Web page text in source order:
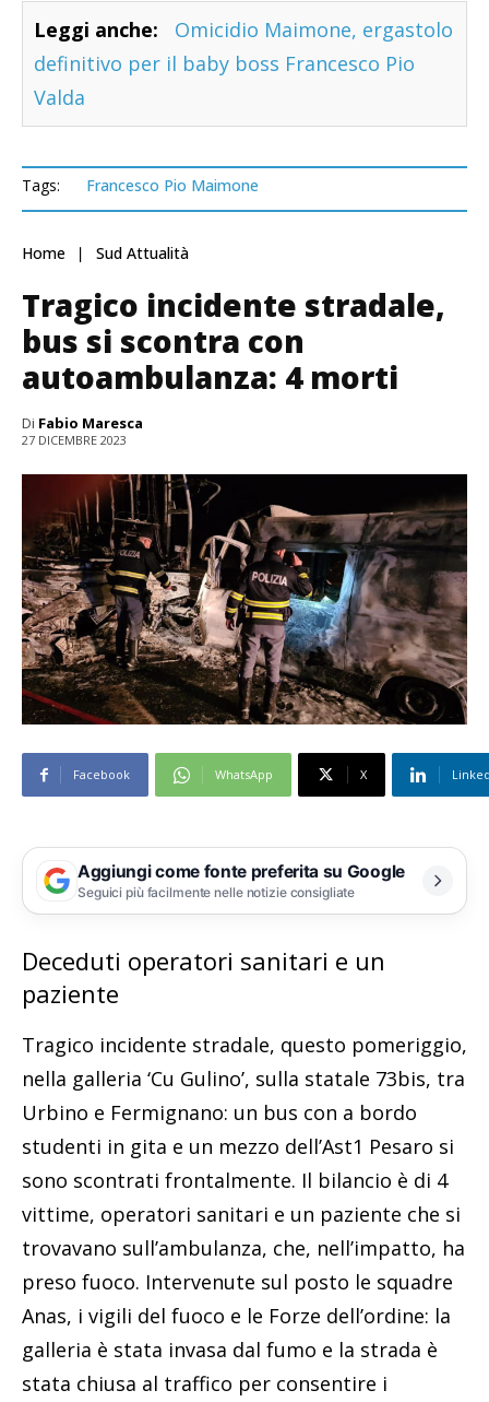
Leggi anche:
Omicidio Maimone, ergastolo
definitivo per il baby boss Francesco Pio
Valda
Tags: Francesco Pio Maimone
Home Sud Attualità
Tragico incidente stradale,
bus si scontra con
autoambulanza: 4 morti
Di Fabio Maresca
27 DICEMBRE 2023
Facebook WhatsApp X
Aggiungi come fonte preferita su Google
Seguici più facilmente nelle notizie consigliate
Deceduti operatori sanitari e un
paziente
Tragico incidente stradale, questo pomeriggio,
nella galleria ‘Cu Gulino’, sulla statale 73bis, tra
Urbino e Fermignano: un bus con a bordo
studenti in gita e un mezzo dell’Ast1 Pesaro si
sono scontrati frontalmente. Il bilancio è di 4
vittime, operatori sanitari e un paziente che si
trovavano sull’ambulanza, che, nell’impatto, ha
preso fuoco. Intervenute sul posto le squadre
Anas, i vigili del fuoco e le Forze dell’ordine: la
galleria è stata invasa dal fumo e la strada è
stata chiusa al traffico per consentire i